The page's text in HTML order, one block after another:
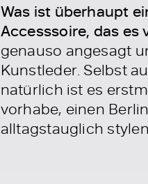
Was ist überhaupt
Accesssoire, das
genauso angesagt
Kunstleder. Selbst
natürlich ist es
vorhabe, einen
alltagstauglich